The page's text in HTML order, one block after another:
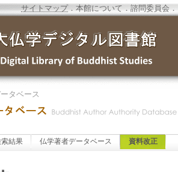
サイトマップ．本館について ．諮問委員会 ．
タベース
結果 仏学著者データベース 資料改正